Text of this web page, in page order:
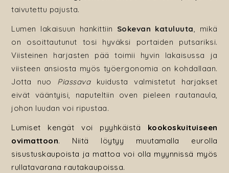
taivutettu pajusta.
Lumen lakaisuun hankittiin Sokevan katuluuta, mikä
on osoittautunut tosi hyväksi portaiden putsariksi.
Viisteinen harjasten pää toimii hyvin lakaisussa ja
viisteen ansiosta myös työergonomia on kohdallaan.
Jotta nuo Piassava kuidusta valmistetut harjakset
eivät vääntyisi, naputeltiin oven pieleen rautanaula,
johon luudan voi ripustaa.
Lumiset kengät voi pyyhkäistä kookoskuituiseen
ovimattoon. Niitä löytyy muutamalla eurolla
sisustuskaupoista ja mattoa voi olla myynnissä myös
rullatavarana rautakaupoissa.